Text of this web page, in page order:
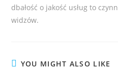
dbałość o jakość usług to
widzów.
YOU MIGHT ALSO LIKE